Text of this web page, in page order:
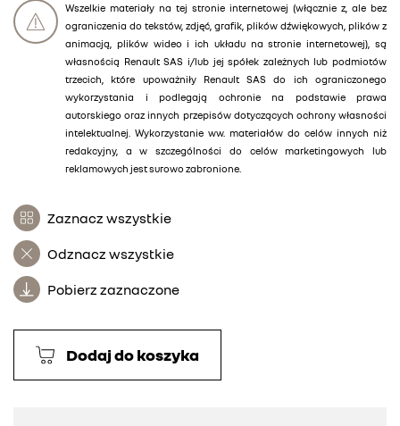
Wszelkie materiały na tej stronie internetowej (włącznie z, ale bez
ograniczenia do tekstów, zdjęć, grafik, plików dźwiękowych, plików z
animacją, plików wideo i ich układu na stronie internetowej), są
własnością Renault SAS i/lub jej spółek zależnych lub podmiotów
trzecich, które upoważniły Renault SAS do ich ograniczonego
wykorzystania i podlegają ochronie na podstawie prawa
autorskiego oraz innych przepisów dotyczących ochrony własności
intelektualnej. Wykorzystanie ww. materiałów do celów innych niż
redakcyjny, a w szczególności do celów marketingowych lub
reklamowych jest surowo zabronione.
Zaznacz wszystkie
Odznacz wszystkie
Pobierz zaznaczone
Dodaj do koszyka